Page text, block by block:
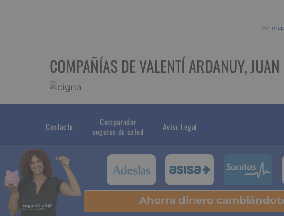
Ver
COMPAÑÍAS DE VALENTÍ ARDANUY, JUAN
Contacto
Comparador
seguros de salud
Aviso Legal
Ahorra dineroPulsa y